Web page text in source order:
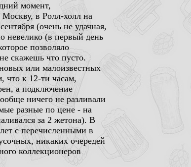
момент,
Москву, в Ролл-холл на
(очень не удачная,
невелико (в первый день
позволяло
скажешь что пусто.
или малоизвестных
что к 12-ти часам,
а подключение
ничего не разливали
разные по цене - на
за 2 жетона). В
с перечисленными в
никаких очередей
коллекционеров